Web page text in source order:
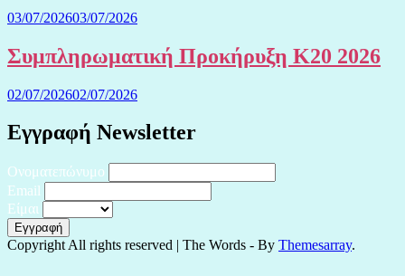
03/07/202603/07/2026
Συμπληρωματική Προκήρυξη Κ20 2026
02/07/202602/07/2026
Εγγραφή Newsletter
Ονοματεπώνυμο
Email
Είμαι
Copyright All rights reserved | The Words - By Themesarray.